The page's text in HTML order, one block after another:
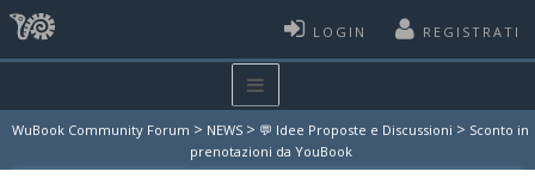
LOGIN REGISTRATI
WuBook Community Forum > NEWS > 💬 Idee Proposte e Discussioni > Sconto in
prenotazioni da YouBook